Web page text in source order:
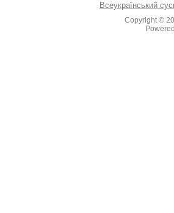
Всеукраїнський
Copyright ©